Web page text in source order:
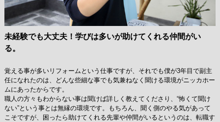
未経験でも大丈夫！学びは多いが助けてくれる仲間がい
る。
覚える事が多いリフォームという仕事ですが、それでも僕が3年目で副主
任になれたのは、どんな些細な事でも気兼ねなく聞ける環境がニッカホー
ムにあったからです。
職人の方々もわからない事は聞けば詳しく教えてくださり、“怖くて聞け
ない”という事とは無縁の環境です。もちろん、聞く側のやる気があって
こそですが、困ったら助けてくれる先輩や仲間がいるというのは、転職す